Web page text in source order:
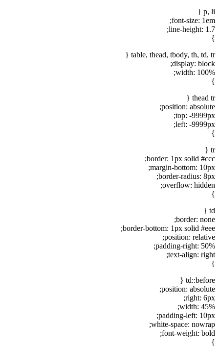
p, li {
font-size: 1em;
line-height: 1.7;
}
table, thead, tbody, th, td, tr {
display: block;
width: 100%;
}
thead tr {
position: absolute;
top: -9999px;
left: -9999px;
}
tr {
border: 1px solid #ccc;
margin-bottom: 10px;
border-radius: 8px;
overflow: hidden;
}
td {
border: none;
border-bottom: 1px solid #eee;
position: relative;
padding-right: 50%;
text-align: right;
}
td::before {
position: absolute;
right: 6px;
width: 45%;
padding-left: 10px;
white-space: nowrap;
font-weight: bold;
}